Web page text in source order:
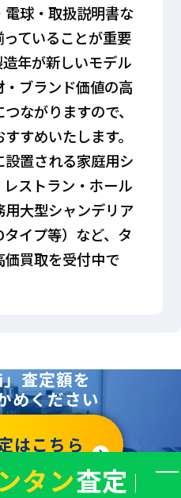
球・取扱説明書な
ていることが重要
年が新しいモデル
ブランド価値の高
ながりますので、
すめいたします。
設置される家庭用シ
ストラン・ホール
大型シャンデリア
タイプ等）など、タ
買取を受付中で
査定額を
めください
はこちら
タン査定